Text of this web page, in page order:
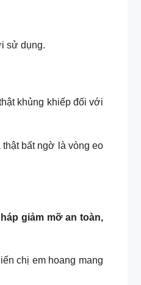
sử dụng.
khủng khiếp đối với
bất ngờ là vòng eo
giảm mỡ an toàn,
chị em hoang mang